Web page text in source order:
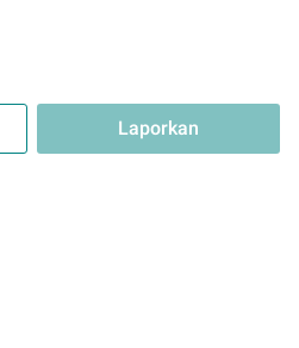
Laporkan